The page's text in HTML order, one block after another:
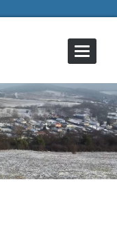
Toggle